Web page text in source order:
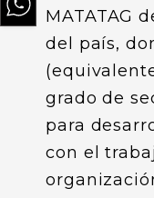
MATATAG
del país,
grado de
para
con el